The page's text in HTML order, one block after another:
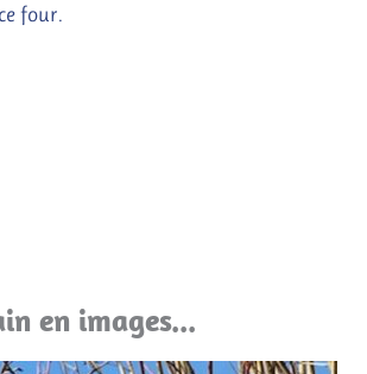
four.
en images...